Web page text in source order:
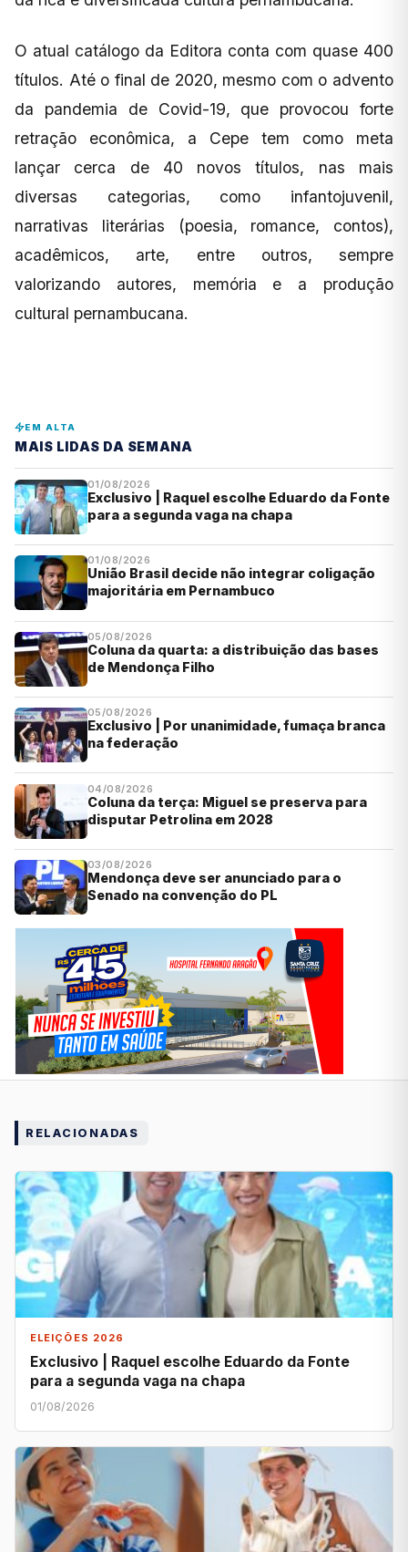
O atual catálogo da Editora conta com quase 400
títulos. Até o final de 2020, mesmo com o advento
da pandemia de Covid-19, que provocou forte
retração econômica, a Cepe tem como meta
lançar cerca de 40 novos títulos, nas mais
diversas categorias, como infantojuvenil,
narrativas literárias (poesia, romance, contos),
acadêmicos, arte, entre outros, sempre
valorizando autores, memória e a produção
cultural pernambucana.
EM ALTA
MAIS LIDAS DA SEMANA
01/08/2026
Exclusivo | Raquel escolhe Eduardo da Fonte
para a segunda vaga na chapa
01/08/2026
União Brasil decide não integrar coligação
majoritária em Pernambuco
05/08/2026
Coluna da quarta: a distribuição das bases
de Mendonça Filho
05/08/2026
Exclusivo | Por unanimidade, fumaça branca
na federação
04/08/2026
Coluna da terça: Miguel se preserva para
disputar Petrolina em 2028
03/08/2026
Mendonça deve ser anunciado para o
Senado na convenção do PL
RELACIONADAS
ELEIÇÕES 2026
Exclusivo | Raquel escolhe Eduardo da Fonte
para a segunda vaga na chapa
01/08/2026